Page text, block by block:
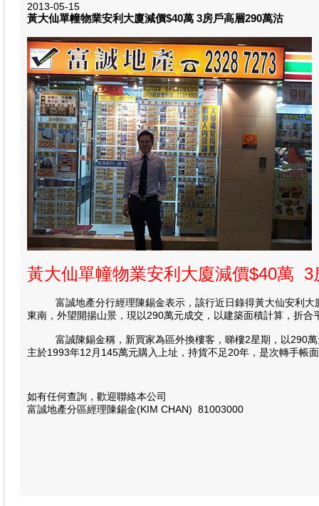
2013-05-15
黃大仙單幢物業安利大廈減價$40萬 3房戶高層290萬沽
黃大仙單幢物業安利大廈減價$40萬 3
富誠地產分行經理陳錫金表示，該行近日錄得黃大仙安利大廈
東南，外望開揚山景，現以290萬元成交，以建築面積計算，折
富誠陳錫金稱，新買家為區外換樓客，睇樓2星期，以290萬
主於1993年12月145萬元購入上址，持貨不足20年，是次轉手帳
如有任何查詢，歡迎聯絡本公司
富誠地產分區經理陳錫金(KIM CHAN) 81003000